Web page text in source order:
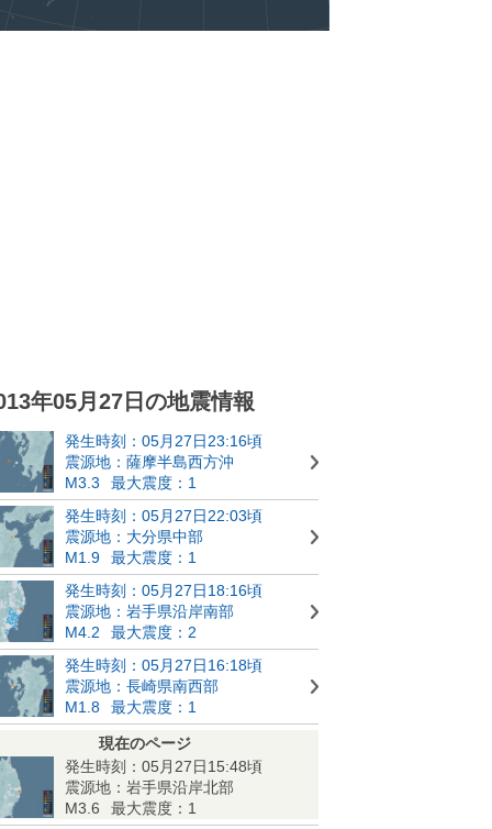
年05月27日の地震情報
発生時刻：05月27日23:16頃
震源地：薩摩半島西方沖
M3.3
最大震度：1
発生時刻：05月27日22:03頃
震源地：大分県中部
M1.9
最大震度：1
発生時刻：05月27日18:16頃
震源地：岩手県沿岸南部
M4.2
最大震度：2
発生時刻：05月27日16:18頃
震源地：長崎県南西部
M1.8
最大震度：1
現在のページ
発生時刻：05月27日15:48頃
震源地：岩手県沿岸北部
M3.6
最大震度：1